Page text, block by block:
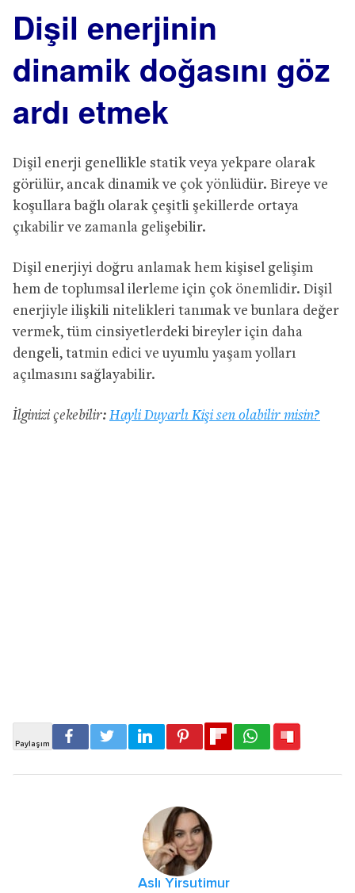
Dişil enerjinin
dinamik doğasını göz
ardı etmek
Dişil enerji genellikle statik veya yekpare olarak
görülür, ancak dinamik ve çok yönlüdür. Bireye ve
koşullara bağlı olarak çeşitli şekillerde ortaya
çıkabilir ve zamanla gelişebilir.
Dişil enerjiyi doğru anlamak hem kişisel gelişim
hem de toplumsal ilerleme için çok önemlidir. Dişil
enerjiyle ilişkili nitelikleri tanımak ve bunlara değer
vermek, tüm cinsiyetlerdeki bireyler için daha
dengeli, tatmin edici ve uyumlu yaşam yolları
açılmasını sağlayabilir.
İlginizi çekebilir: Hayli Duyarlı Kişi sen olabilir misin?
Aslı Yirsutimur